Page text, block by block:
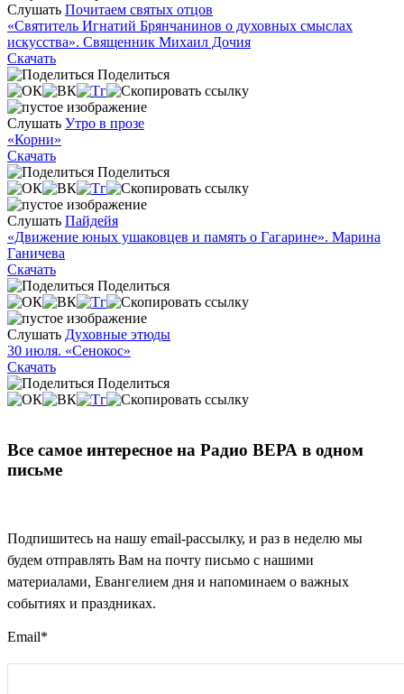
Слушать Почитаем святых отцов
«Святитель Игнатий Брянчанинов о духовных смыслах
искусства». Священник Михаил Дочия
Скачать
Поделиться
Слушать Утро в прозе
«Корни»
Скачать
Поделиться
Слушать Пайдейя
«Движение юных ушаковцев и память о Гагарине». Марина
Ганичева
Скачать
Поделиться
Слушать Духовные этюды
30 июля. «Сенокос»
Скачать
Поделиться
Все самое интересное на Радио ВЕРА в одном
письме
Подпишитесь на нашу email-рассылку, и раз в неделю мы
будем отправлять Вам на почту письмо с нашими
материалами, Евангелием дня и напоминаем о важных
событиях и праздниках.
Email*